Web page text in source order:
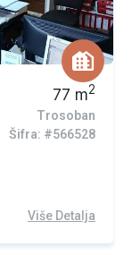
77 m2
Trosoban
Šifra: #566528
Više Detalja